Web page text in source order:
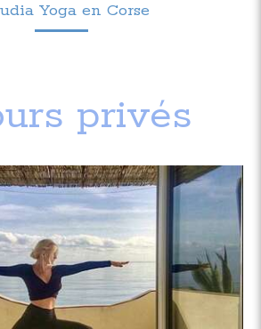
Yoga en Corse
privés